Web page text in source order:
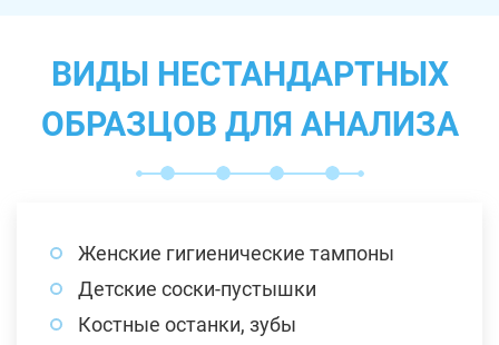
ВИДЫ НЕСТАНДАРТНЫХ
ОБРАЗЦОВ ДЛЯ АНАЛИЗА
Женские гигиенические тампоны
Детские соски-пустышки
Костные останки, зубы